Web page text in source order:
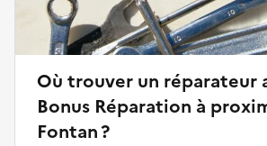
Où trouver un réparateur
Bonus Réparation à
Fontan ?